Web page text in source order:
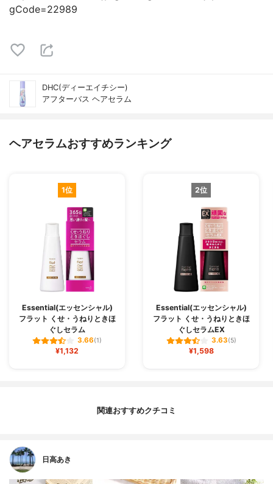
gCode=22989
DHC(ディーエイチシー)
アフターバス ヘアセラム
ヘアセラムおすすめランキング
1位
Essential(エッセンシャル)
フラット くせ・うねりときほ
ぐしセラム
3.66(1)
¥1,132
2位
Essential(エッセンシャル)
フラット くせ・うねりときほ
ぐしセラムEX
3.63(5)
¥1,598
関連おすすめクチコミ
日高あき